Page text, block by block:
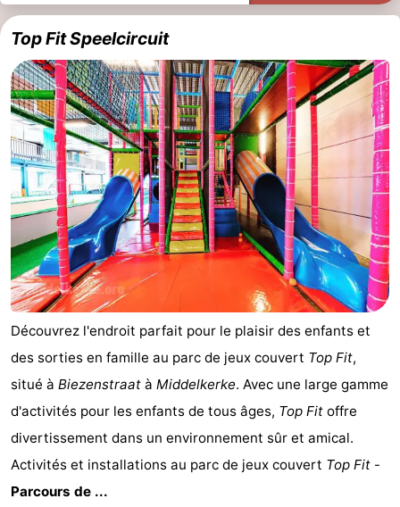
de
vue
-
Fermes
Terrains
de
jeux
-
Aires
de
jeux
intérieures
-
Bowling
-
Parcours
de
mini-
golf
Centres
de
bien-
être
Villages
&
villes
Nature
Sports
-
Piscines
-
Faire
du
-
Randonnée
-
Top Fit Speelcircuit
Découvrez l'endroit parfait pour le plaisir des enfants et
des sorties en famille au parc de jeux couvert Top Fit,
situé à Biezenstraat à Middelkerke. Avec une large gamme
d'activités pour les enfants de tous âges, Top Fit offre
divertissement dans un environnement sûr et amical.
Activités et installations au parc de jeux couvert Top Fit -
Parcours de ...